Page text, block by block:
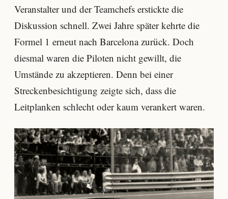
Veranstalter und der Teamchefs erstickte die
Diskussion schnell. Zwei Jahre später kehrte die
Formel 1 erneut nach Barcelona zurück. Doch
diesmal waren die Piloten nicht gewillt, die
Umstände zu akzeptieren. Denn bei einer
Streckenbesichtigung zeigte sich, dass die
Leitplanken schlecht oder kaum verankert waren.